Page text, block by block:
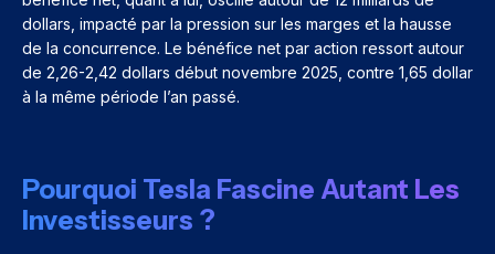
dollars, impacté par la pression sur les marges et la hausse
de la concurrence. Le bénéfice net par action ressort autour
de 2,26-2,42 dollars début novembre 2025, contre 1,65 dollar
à la même période l’an passé.
Pourquoi Tesla Fascine Autant Les
Investisseurs ?